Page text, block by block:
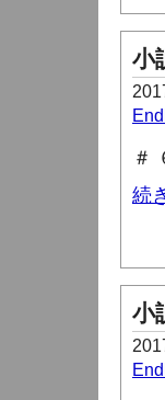
小
＃
続
小